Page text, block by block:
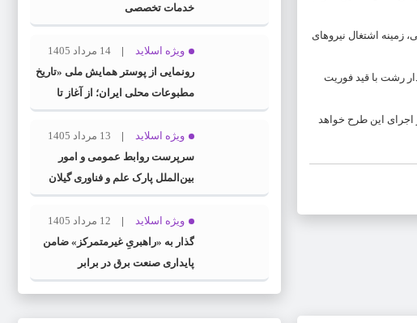
زمینه اشتغال نیروهای
رشت با قید فوریت
اجرای این طرح خواهد
خدمات تخصصی
ویژه اسلاید
14 مرداد 1405
رونمایی از پوستر همایش ملی «تاریخ
مطبوعات محلی ایران؛ از آغاز تا
انقلاب اسلامی» در گیلان
ویژه اسلاید
13 مرداد 1405
سرپرست روابط عمومی و امور
بین‌الملل پارک علم و فناوری گیلان
منصوب شد
ویژه اسلاید
12 مرداد 1405
گذار به «راهبریِ غیرمتمرکز» ضامن
پایداری صنعت برق در برابر
بحران‌هاست